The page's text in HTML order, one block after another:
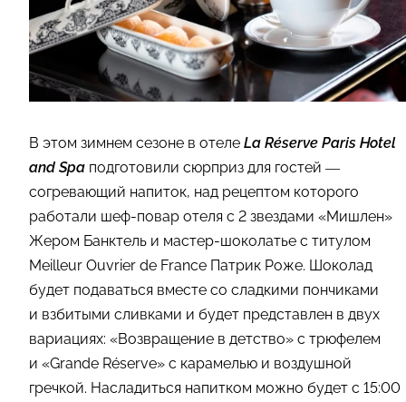
В этом зимнем сезоне в отеле La Réserve Paris Hotel
and Spa подготовили сюрприз для гостей —
согревающий напиток, над рецептом которого
работали шеф-повар отеля с 2 звездами «Мишлен»
Жером Банктель и мастер-шоколатье с титулом
Meilleur Ouvrier de France Патрик Роже. Шоколад
будет подаваться вместе со сладкими пончиками
и взбитыми сливками и будет представлен в двух
вариациях: «Возвращение в детство» с трюфелем
и «Grande Réserve» с карамелью и воздушной
гречкой. Насладиться напитком можно будет с 15:00